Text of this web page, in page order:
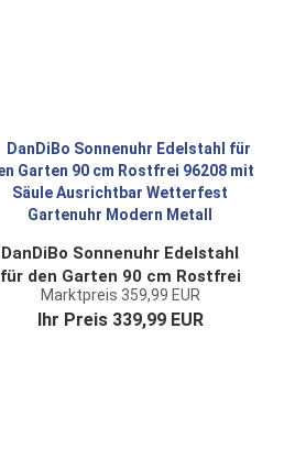
DanDiBo Sonnenuhr Edelstahl
für den Garten 90 cm Rostfrei
96208 mit Säule Ausrichtbar
Wetterfest Gartenuhr Modern
Marktpreis 359,99 EUR
Ihr Preis 339,99 EUR